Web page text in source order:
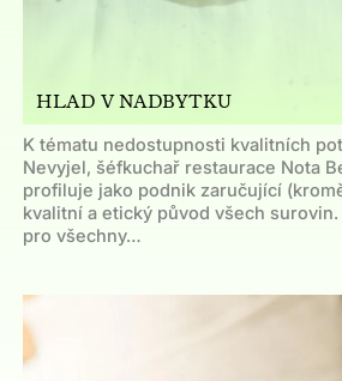
HLAD V NADBYTKU
K tématu nedostupnosti kvalitních
Nevyjel, šéfkuchař restaurace Nota
profiluje jako podnik zaručující
kvalitní a etický původ všech
pro všechny…